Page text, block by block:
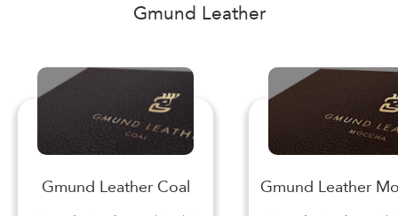
Gmund Leather
Gmund Leather Coal Gmund Leather